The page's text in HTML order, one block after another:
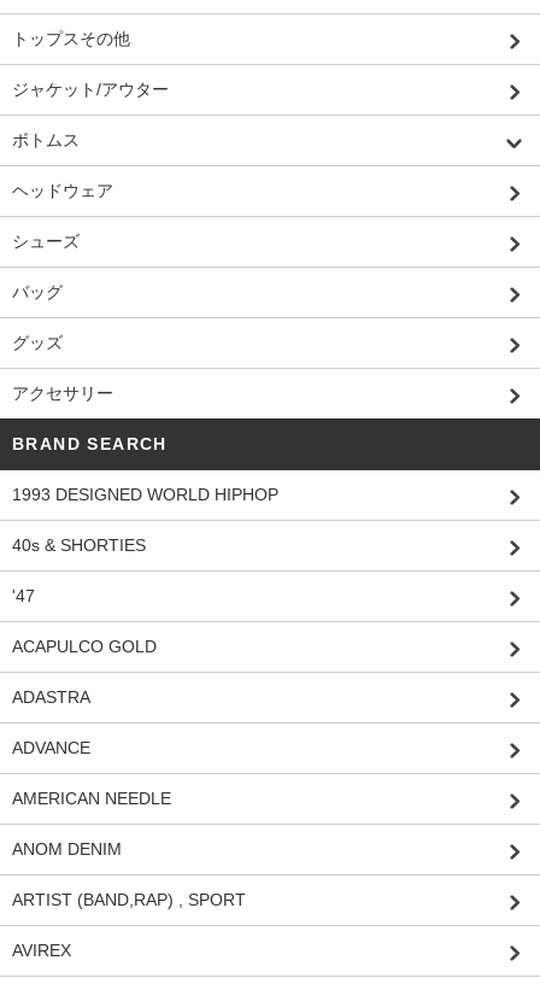
トップスその他
ジャケット/アウター
ボトムス
ヘッドウェア
シューズ
バッグ
グッズ
アクセサリー
BRAND SEARCH
1993 DESIGNED WORLD HIPHOP
40s & SHORTIES
'47
ACAPULCO GOLD
ADASTRA
ADVANCE
AMERICAN NEEDLE
ANOM DENIM
ARTIST (BAND,RAP) , SPORT
AVIREX